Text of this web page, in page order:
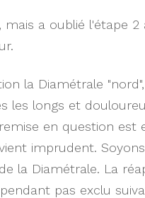
a oublié l'étape 2
la Diamétrale
les longs et
en question est
imprudent. Soyons
la Diamétrale. La
pas exclu